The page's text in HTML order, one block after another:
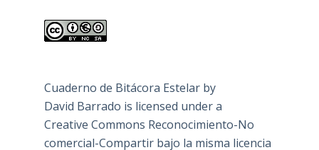
Cuaderno de Bitácora Estelarby
David Barrado is licensed under a
Creative Commons Reconocimiento-No
comercial-Compartir bajo la misma licencia